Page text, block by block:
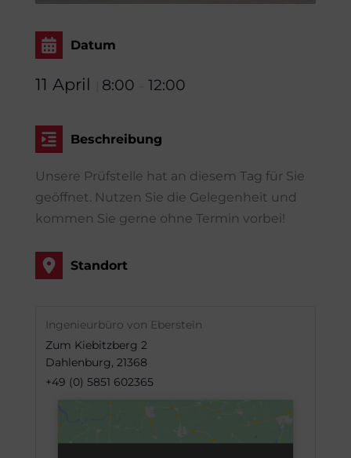
Datum
11 April 8:00 12:00
Beschreibung
Unsere Prüfstelle hat an diesem Tag für Sie
geöffnet. Nutzen Sie die Gelegenheit und
kommen Sie gerne ohne Termin vorbei!
Standort
Ingenieurbüro von Eberstein
Zum Kiebitzberg 2
Dahlenburg, 21368
+49 (0) 5851 602365